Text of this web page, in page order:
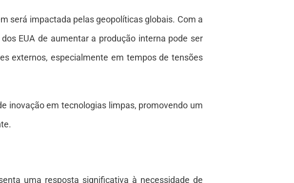
será impactada pelas geopolíticas globais. Com a
EUA de aumentar a produção interna pode ser
externos, especialmente em tempos de tensões
inovação em tecnologias limpas, promovendo um
uma resposta significativa à necessidade de